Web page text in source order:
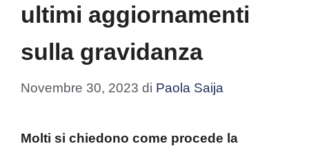
ultimi aggiornamenti
sulla gravidanza
Novembre 30, 2023 di Paola Saija
Molti si chiedono come procede la